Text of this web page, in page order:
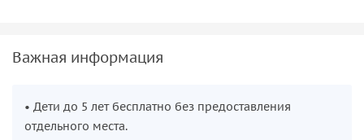
Важная информация
• Дети до 5 лет бесплатно без предоставления
отдельного места.